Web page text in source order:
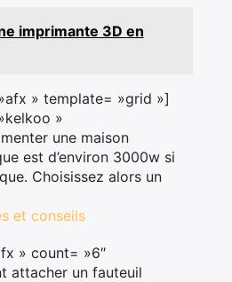
imprimante 3D en
» template= »grid »]
»
une maison
est d’environ 3000w si
Choisissez alors un
et conseils
» count= »6″
attacher un fauteuil